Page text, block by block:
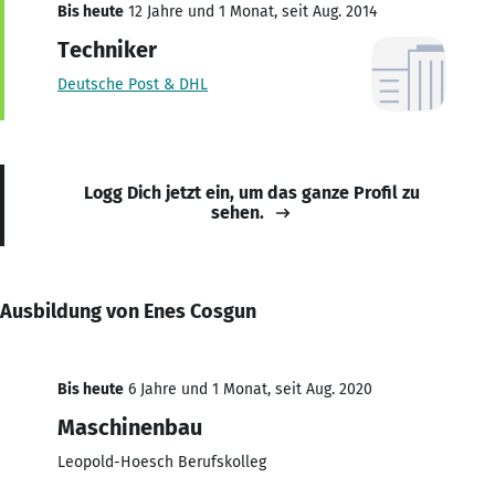
Bis heute 12 Jahre und 1 Monat, seit Aug. 2014
Techniker
Deutsche Post & DHL
Logg Dich jetzt ein, um das ganze Profil zu
sehen.
Ausbildung von Enes Cosgun
Bis heute 6 Jahre und 1 Monat, seit Aug. 2020
Maschinenbau
Leopold-Hoesch Berufskolleg